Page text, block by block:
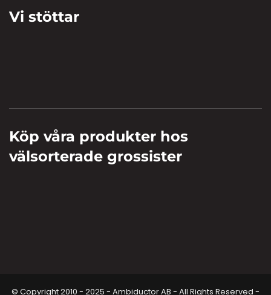
Vi stöttar
Köp våra produkter hos
välsorterade grossister
© Copyright 2010 - 2025 - Ambiductor AB - All Rights Reserved -